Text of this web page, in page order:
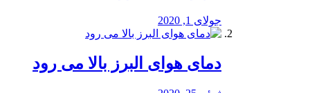
جولای 1, 2020
دمای هوای البرز بالا می رود